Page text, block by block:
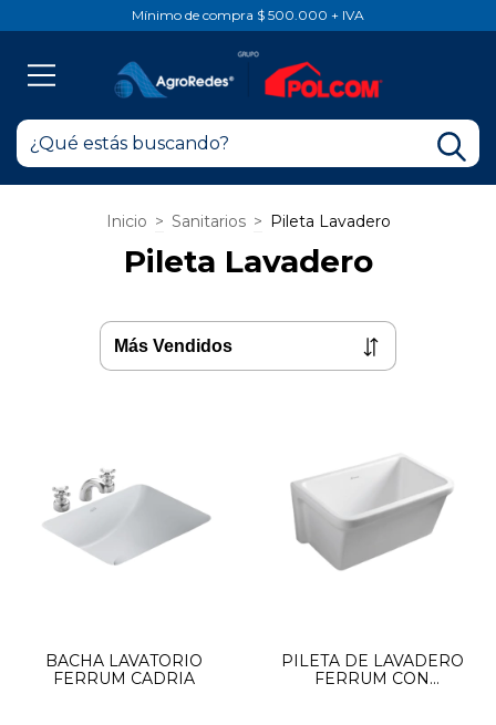
Mínimo de compra $ 500.000 + IVA
Inicio > Sanitarios > Pileta Lavadero
Pileta Lavadero
BACHA LAVATORIO
FERRUM CADRIA
PILETA DE LAVADERO
FERRUM CON